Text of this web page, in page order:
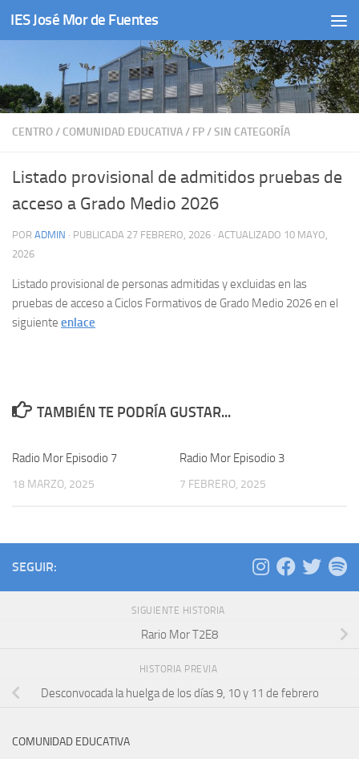
Saltar al contenido
IES José Mor de Fuentes
CENTRO/ COMUNIDAD EDUCATIVA/ FP/SIN CATEGORÍA
Listado provisional de admitidos pruebas de
acceso a Grado Medio 2026
POR ADMIN · PUBLICADA 27 FEBRERO, 2026 · ACTUALIZADO 10 MAYO,
2026
Listado provisional de personas admitidas y excluidas en las
pruebas de acceso a Ciclos Formativos de Grado Medio 2026 en el
siguiente enlace
TAMBIÉN TE PODRÍA GUSTAR...
Radio Mor Episodio 7
18 MARZO, 2025
Radio Mor Episodio 3
7 FEBRERO, 2025
SEGUIR:
SIGUIENTE HISTORIA
Rario Mor T2E8
HISTORIA PREVIA
Desconvocada la huelga de los días 9, 10 y 11 de febrero
COMUNIDAD EDUCATIVA